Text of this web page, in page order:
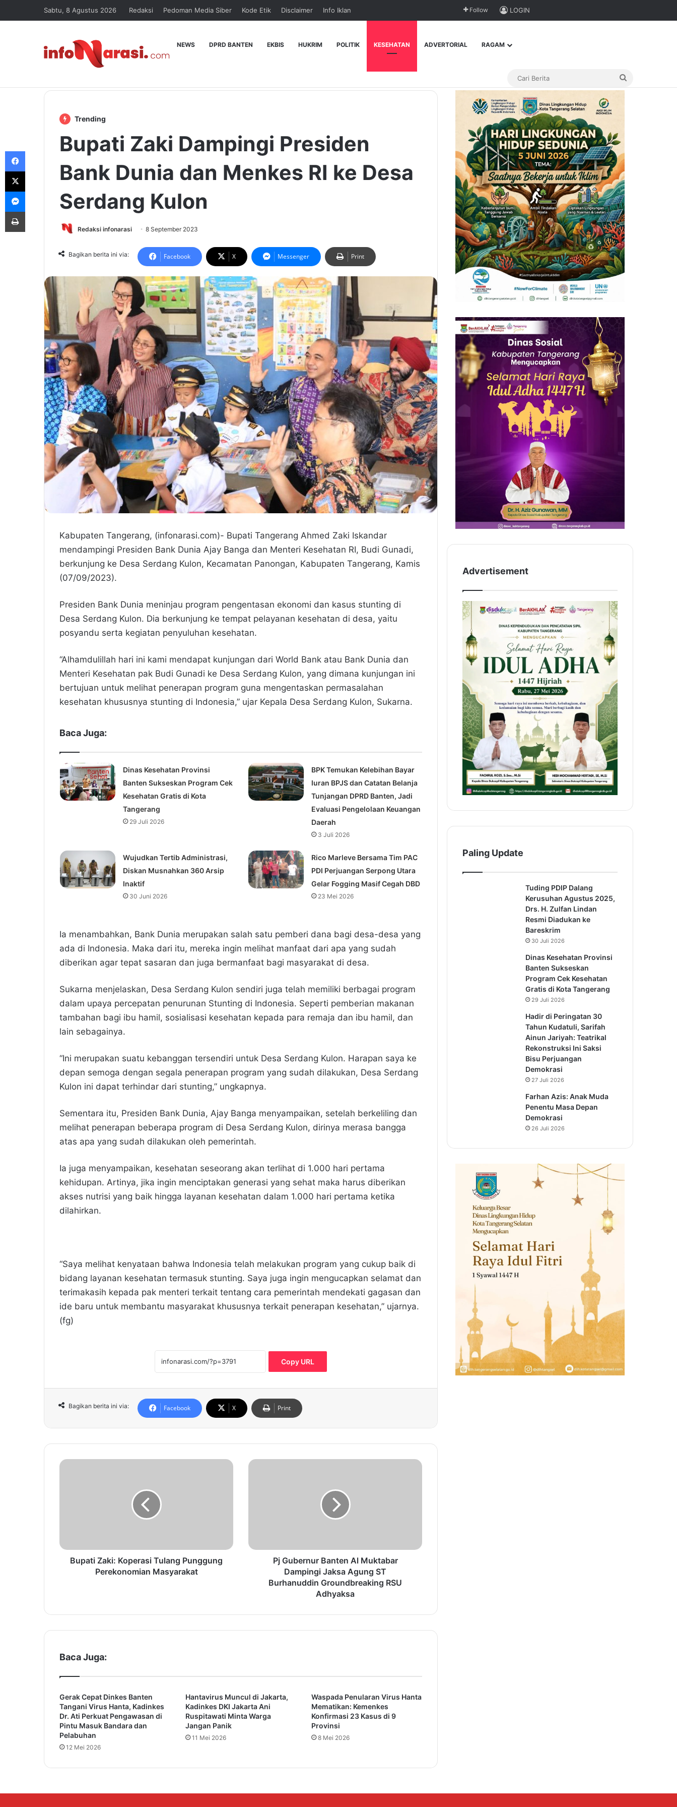
Sabtu, 8 Agustus 2026 Redaksi Pedoman Media Siber Kode Etik Disclaimer Info Iklan Follow LOGIN
NEWS DPRD BANTEN EKBIS HUKRIM POLITIK KESEHATAN ADVERTORIAL RAGAM
Trending
Bupati Zaki Dampingi Presiden
Bank Dunia dan Menkes RI ke Desa
Serdang Kulon
Redaksi infonarasi 8 September 2023
Bagikan berita ini via: Facebook X Messenger Print
Kabupaten Tangerang, (infonarasi.com)- Bupati Tangerang Ahmed Zaki Iskandar
mendampingi Presiden Bank Dunia Ajay Banga dan Menteri Kesehatan RI, Budi Gunadi,
berkunjung ke Desa Serdang Kulon, Kecamatan Panongan, Kabupaten Tangerang, Kamis
(07/09/2023).
Presiden Bank Dunia meninjau program pengentasan ekonomi dan kasus stunting di
Desa Serdang Kulon. Dia berkunjung ke tempat pelayanan kesehatan di desa, yaitu
posyandu serta kegiatan penyuluhan kesehatan.
“Alhamdulillah hari ini kami mendapat kunjungan dari World Bank atau Bank Dunia dan
Menteri Kesehatan pak Budi Gunadi ke Desa Serdang Kulon, yang dimana kunjungan ini
bertujuan untuk melihat penerapan program guna mengentaskan permasalahan
kesehatan khususnya stunting di Indonesia,” ujar Kepala Desa Serdang Kulon, Sukarna.
Baca Juga:
Dinas Kesehatan Provinsi
Banten Sukseskan Program Cek
Kesehatan Gratis di Kota
Tangerang
29 Juli 2026
BPK Temukan Kelebihan Bayar
Iuran BPJS dan Catatan Belanja
Tunjangan DPRD Banten, Jadi
Evaluasi Pengelolaan Keuangan
Daerah
3 Juli 2026
Wujudkan Tertib Administrasi,
Diskan Musnahkan 360 Arsip
Inaktif
30 Juni 2026
Rico Marleve Bersama Tim PAC
PDI Perjuangan Serpong Utara
Gelar Fogging Masif Cegah DBD
23 Mei 2026
Ia menambahkan, Bank Dunia merupakan salah satu pemberi dana bagi desa-desa yang
ada di Indonesia. Maka dari itu, mereka ingin melihat manfaat dari apa yang sudah
diberikan agar tepat sasaran dan juga bermanfaat bagi masyarakat di desa.
Sukarna menjelaskan, Desa Serdang Kulon sendiri juga telah memiliki berbagai program
dalam upaya percepatan penurunan Stunting di Indonesia. Seperti pemberian makanan
tambahan bagi ibu hamil, sosialisasi kesehatan kepada para remaja dan ibu hamil, dan
lain sebagainya.
“Ini merupakan suatu kebanggan tersendiri untuk Desa Serdang Kulon. Harapan saya ke
depan semoga dengan segala penerapan program yang sudah dilakukan, Desa Serdang
Kulon ini dapat terhindar dari stunting,” ungkapnya.
Sementara itu, Presiden Bank Dunia, Ajay Banga menyampaikan, setelah berkeliling dan
melihat penerapan beberapa program di Desa Serdang Kulon, dirinya merasa bangga
atas apa yang sudah dilakukan oleh pemerintah.
Ia juga menyampaikan, kesehatan seseorang akan terlihat di 1.000 hari pertama
kehidupan. Artinya, jika ingin menciptakan generasi yang sehat maka harus diberikan
akses nutrisi yang baik hingga layanan kesehatan dalam 1.000 hari pertama ketika
dilahirkan.
“Saya melihat kenyataan bahwa Indonesia telah melakukan program yang cukup baik di
bidang layanan kesehatan termasuk stunting. Saya juga ingin mengucapkan selamat dan
terimakasih kepada pak menteri terkait tentang cara pemerintah mendekati gagasan dan
ide baru untuk membantu masyarakat khususnya terkait penerapan kesehatan,” ujarnya.
(fg)
Copy URL
Bagikan berita ini via: Facebook X Print
B
k
e
i
u
a
n
g
P
u
n
n
Bupati Zaki: Koperasi Tulang Punggung
Perekonomian Masyarakat
P
u
e
k
a
b
a
n
Pj Gubernur Banten Al Muktabar
Dampingi Jaksa Agung ST
Burhanuddin Groundbreaking RSU
Adhyaksa
Baca Juga:
Gerak Cepat Dinkes Banten
Tangani Virus Hanta, Kadinkes
Dr. Ati Perkuat Pengawasan di
Pintu Masuk Bandara dan
Pelabuhan
12 Mei 2026
Hantavirus Muncul di Jakarta,
Kadinkes DKI Jakarta Ani
Ruspitawati Minta Warga
Jangan Panik
11 Mei 2026
Waspada Penularan Virus Hanta
Mematikan: Kemenkes
Konfirmasi 23 Kasus di 9
Provinsi
8 Mei 2026
Advertisement
Paling Update
Tuding PDIP Dalang
Kerusuhan Agustus 2025,
Drs. H. Zulfan Lindan
Resmi Diadukan ke
Bareskrim
30 Juli 2026
Dinas Kesehatan Provinsi
Banten Sukseskan
Program Cek Kesehatan
Gratis di Kota Tangerang
29 Juli 2026
Hadir di Peringatan 30
Tahun Kudatuli, Sarifah
Ainun Jariyah: Teatrikal
Rekonstruksi Ini Saksi
Bisu Perjuangan
Demokrasi
27 Juli 2026
Farhan Azis: Anak Muda
Penentu Masa Depan
Demokrasi
26 Juli 2026